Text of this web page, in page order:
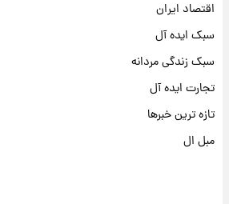
اقتصاد ایران
سبک ایده آل
سبک زندگی مردانه
تجارت ایده آل
تازه ترین خبرها
مبل ال